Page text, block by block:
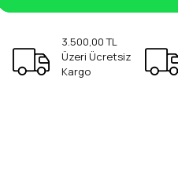
3.500,00 TL
Üzeri Ücretsiz
Kargo